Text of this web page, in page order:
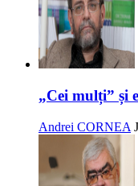
„Cei mulți” și
Andrei CORNEA